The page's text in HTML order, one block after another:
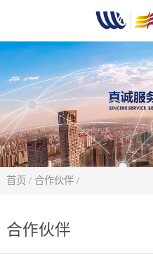
首页 / 合作伙伴 /
合作伙伴